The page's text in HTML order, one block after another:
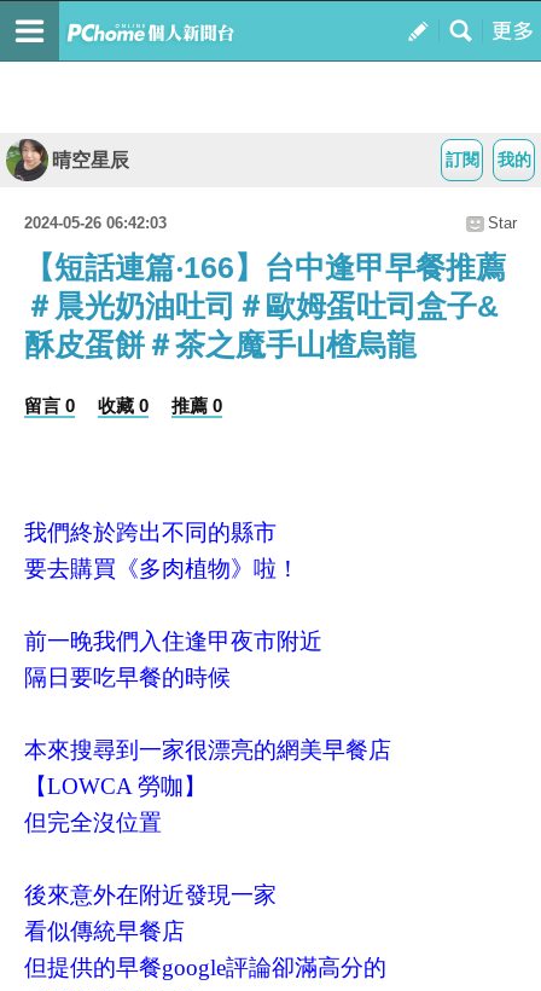
我的
訂閱
晴空星辰
2024-05-26 06:42:03 Star
【短話連篇‧166】台中逢甲早餐推薦
＃晨光奶油吐司＃歐姆蛋吐司盒子&
酥皮蛋餅＃茶之魔手山楂烏龍
留言 0 收藏 0 推薦 0
我們終於跨出不同的縣市
要去購買《多肉植物》啦！
前一晚我們入住逢甲夜市附近
隔日要吃早餐的時候
本來搜尋到一家很漂亮的網美早餐店
【LOWCA 勞咖】
但完全沒位置
後來意外在附近發現一家
看似傳統早餐店
但提供的早餐google評論卻滿高分的